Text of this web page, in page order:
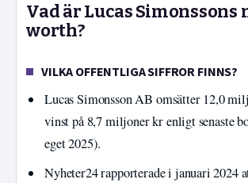
Vad är Lucas Simonssons
worth?
VILKA OFFENTLIGA SIFFROR FINNS?
Lucas Simonsson AB omsätter 12,0
vinst på 8,7 miljoner kr enligt senaste
eget 2025).
Nyheter24 rapporterade i januari 2024